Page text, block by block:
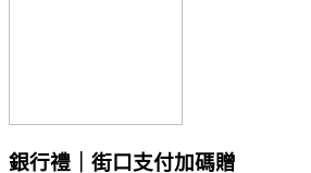
銀行禮｜街口支付加碼贈